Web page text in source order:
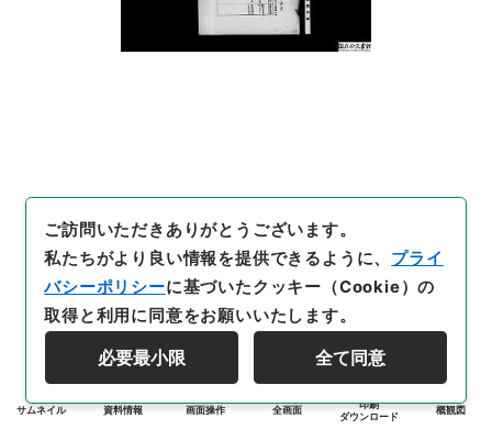
サムネイル 資料情報 画面操作 全画面
印刷
ダウンロード
概観図
ご訪問いただきありがとうございます。
私たちがより良い情報を提供できるように、 プライ
バシーポリシーに基づいたクッキー（Cookie）の
取得と利用に同意をお願いいたします。
必要最小限 全て同意